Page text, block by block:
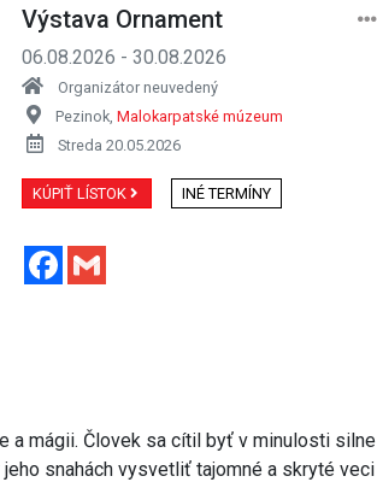
Výstava Ornament
06.08.2026 - 30.08.2026
Organizátor neuvedený
Pezinok, Malokarpatské múzeum
Streda 20.05.2026
KÚPIŤ LÍSTOK INÉ TERMÍNY
Facebook
a mágii. Človek sa cítil byť v minulosti silne
snahách vysvetliť tajomné a skryté veci